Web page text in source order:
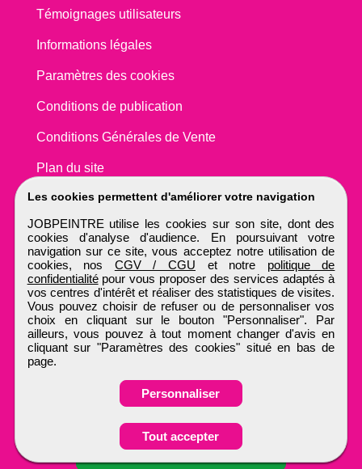
Candidature spontanée
Les cookies permettent d'améliorer votre navigation
JOBPEINTRE utilise les cookies sur son site, dont des
cookies d'analyse d'audience. En poursuivant votre
navigation sur ce site, vous acceptez notre utilisation de
cookies, nos CGV / CGU et notre politique de
confidentialitépour vous proposer des services adaptés à
vos centres d'intérêt et réaliser des statistiques de visites.
Vous pouvez choisir de refuser ou de personnaliser vos
choix en cliquant sur le bouton "Personnaliser". Par
ailleurs, vous pouvez à tout moment changer d'avis en
cliquant sur "Paramètres des cookies" situé en bas de
page.
Personnaliser
Tout accepter
Témoignages utilisateurs
Informations légales
Paramètres des cookies
Conditions de publication
Conditions Générales de Vente
Plan du site
JOBPEINTRE
Tous droits réservés © 1999 - 2026